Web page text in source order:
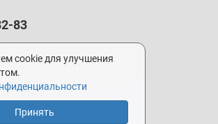
83
29
88
cookie для улучшения
Принять